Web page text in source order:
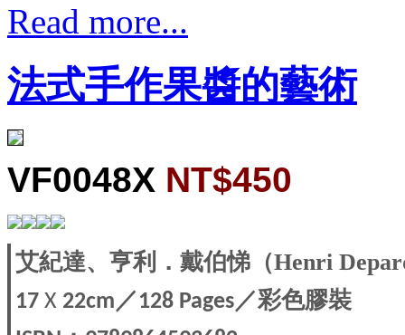
Read more...
法式手作果醬的藝術
VF0048X NT$450
艾紀達、亨利．戴伯悌 （Henri
17 X 22cm／128 Pages／彩色膠裝